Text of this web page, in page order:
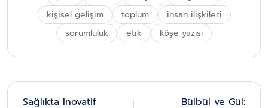
kişisel gelişim
toplum
insan ilişkileri
sorumluluk
etik köşe yazısı
Sağlıkta İnovatif Bülbül ve Gül: